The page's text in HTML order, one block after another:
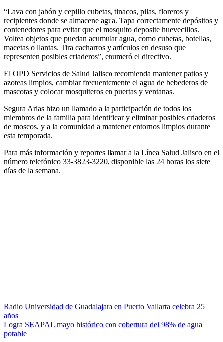
“Lava con jabón y cepillo cubetas, tinacos, pilas, floreros y
recipientes donde se almacene agua. Tapa correctamente depósitos y
contenedores para evitar que el mosquito deposite huevecillos.
Voltea objetos que puedan acumular agua, como cubetas, botellas,
macetas o llantas. Tira cacharros y artículos en desuso que
representen posibles criaderos”, enumeró el directivo.
El OPD Servicios de Salud Jalisco recomienda mantener patios y
azoteas limpios, cambiar frecuentemente el agua de bebederos de
mascotas y colocar mosquiteros en puertas y ventanas.
Segura Arias hizo un llamado a la participación de todos los
miembros de la familia para identificar y eliminar posibles criaderos
de moscos, y a la comunidad a mantener entornos limpios durante
esta temporada.
Para más información y reportes llamar a la Línea Salud Jalisco en el
número telefónico 33-3823-3220, disponible las 24 horas los siete
días de la semana.
Navegación
de
entradas
Radio Universidad de Guadalajara en Puerto Vallarta celebra 25
años
Logra SEAPAL mayo histórico con cobertura del 98% de agua
potable